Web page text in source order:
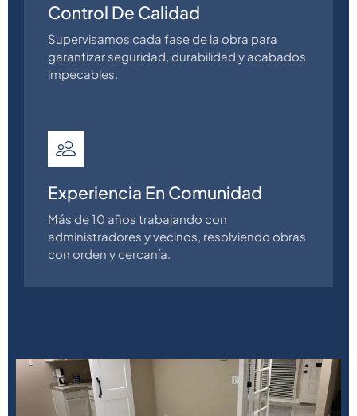
Control De Calidad
Supervisamos cada fase de la obra para
garantizar seguridad, durabilidad y acabados
impecables.
Experiencia En Comunidad
Más de 10 años trabajando con
administradores y vecinos, resolviendo obras
con orden y cercanía.